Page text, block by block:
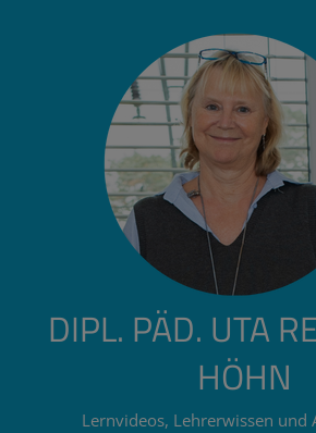
DIPL. PÄD. UTA
HÖHN
Lernvideos, Lehrerwissen und